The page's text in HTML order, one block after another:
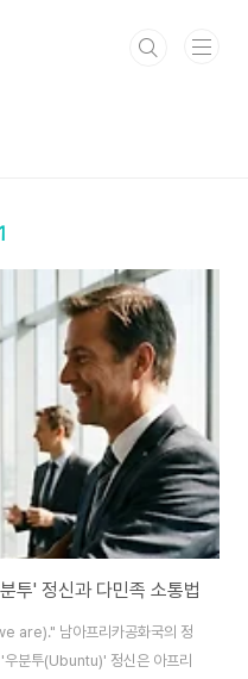
투' 정신과 다민족 소통법
are)." 남아프리카공화국의 정
우분투(Ubuntu)' 정신은 아프리